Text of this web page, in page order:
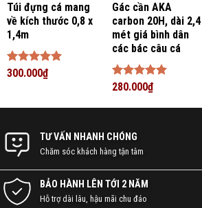
Túi đựng cá mang
về kích thước 0,8 x
1,4m
Được xếp
300.000₫
Gác cần AKA
carbon 20H, dài 2,4
mét giá bình dân
các bác câu cá
Được xếp
sao
280.000₫
TƯ VẤN NHANH CHÓNG
Chăm sóc khách hàng tận tâm
BẢO HÀNH LÊN TỚI 2 NĂM
Hỗ trợ dài lâu, hậu mãi chu đáo